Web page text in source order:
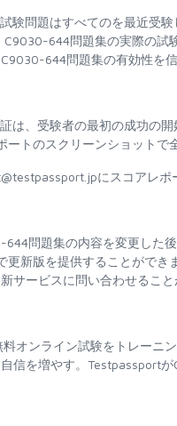
験問題はすべてのを最近受
644問題集の実際の試
644問題集の有効性を信
は、受験者の最初の成功の
トのスクリーンショットで
にスコアレポ
問題集の内容を変更した
新版を提供することができ
サービスに問い合わせること
オンライン試験をトレーニ
信を増やす。Testpassport